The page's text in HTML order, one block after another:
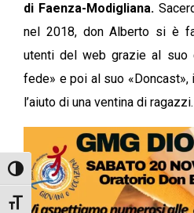
Attiva/disattiva alto contrasto
Attiva/disattiva dimensione testo
di Faenza-Modigliana.
nel 2018, don Alberto si è
utenti del web grazie al suo
fede» e poi al suo
l’aiuto di una ventina di ragazzi.